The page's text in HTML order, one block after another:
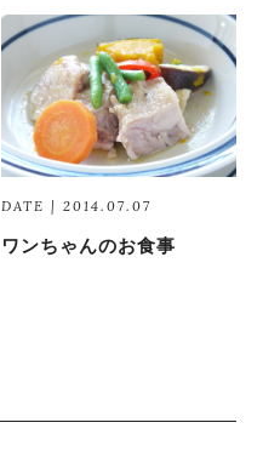
DATE | 2014.07.07
ワンちゃんのお食事